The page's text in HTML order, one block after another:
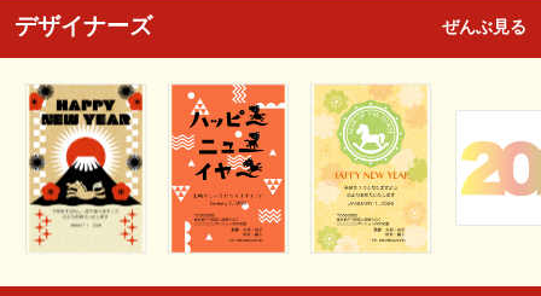
デザイナーズ ぜんぶ見る